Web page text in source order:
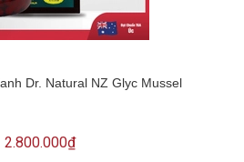
Dr. Natural NZ Glyc Mussel
2.800.000₫